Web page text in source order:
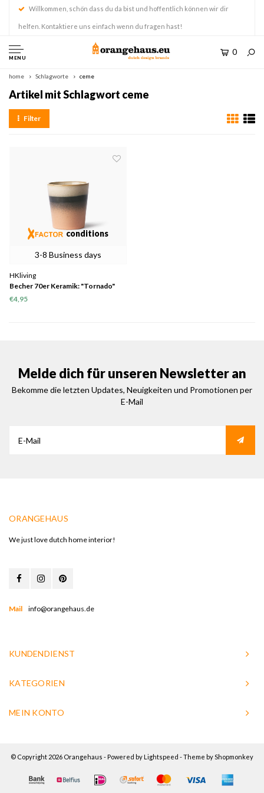
Willkommen, schön dass du da bist und hoffentlich können wir dir
helfen. Kontaktiere uns einfach wenn du fragen hast!
MENU
0
home Schlagworte ceme
Artikel mit Schlagwort ceme
Filter
3-8 Business days
conditions
HKliving
Becher 70er Keramik: "Tornado"
€4,95
Melde dich für unseren Newsletter an
Bekomme die letzten Updates, Neuigkeiten und Promotionen per
E-Mail
ORANGEHAUS
We just love dutch home interior!
Mail info@orangehaus.de
KUNDENDIENST
KATEGORIEN
MEIN KONTO
© Copyright 2026 Orangehaus - Powered by Lightspeed - Theme byShopmonkey